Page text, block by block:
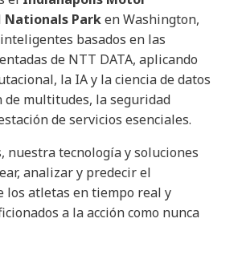
Nationals Parken Washington,
basados en las
de NTT DATA, aplicando
la IA y la ciencia de datos
de multitudes, la seguridad
de servicios esenciales.
nuestra tecnología y soluciones
analizar y predecir el
los atletas en tiempo real y
a la acción como nunca